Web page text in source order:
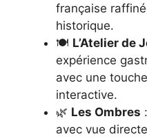
française
historique.
🍽️ L’Atelier de
expérience
avec une
interactive.
🌿 Les Ombres
avec vue